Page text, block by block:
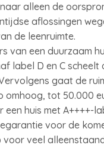
alleen de
aflossingen
de leenruimte.
van een duurzaam
label D en C
gaat de
omhoog, tot 50.000
huis met A++++-
voor de
veel